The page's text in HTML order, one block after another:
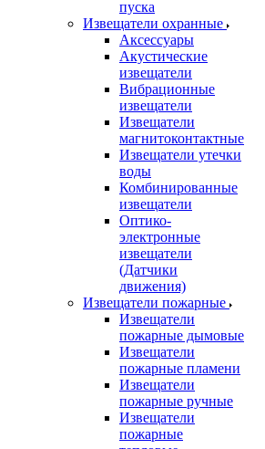
пуска
Извещатели охранные
Аксессуары
Акустические
извещатели
Вибрационные
извещатели
Извещатели
магнитоконтактные
Извещатели утечки
воды
Комбинированные
извещатели
Оптико-
электронные
извещатели
(Датчики
движения)
Извещатели пожарные
Извещатели
пожарные дымовые
Извещатели
пожарные пламени
Извещатели
пожарные ручные
Извещатели
пожарные